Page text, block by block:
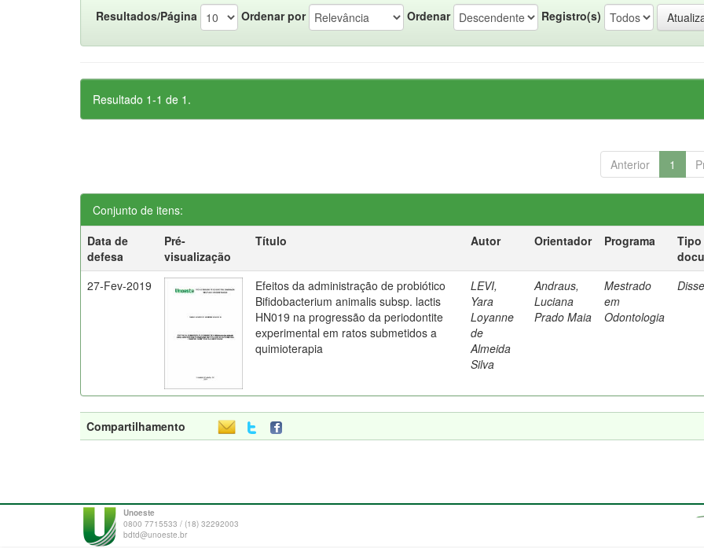
Resultados/Página Ordenar por Ordenar Registro(s)
Resultado 1-1 de 1.
Anterior 1
Conjunto de itens:
Data de
defesa
Pré-
visualização
Título Autor Orientador Programa
Tipo
27-Fev-2019
Efeitos da administração de probiótico
Bifidobacterium animalis subsp. lactis
HN019 na progressão da periodontite
experimental em ratos submetidos a
quimioterapia
LEVI,
Yara
Loyanne
de
Almeida
Silva
Andraus,
Luciana
Prado Maia
Mestrado
em
Odontologia
Compartilhamento
Unoeste
0800 7715533 / (18) 32292003
bdtd@unoeste.br